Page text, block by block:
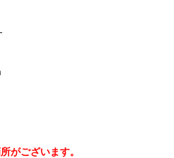
がございます。